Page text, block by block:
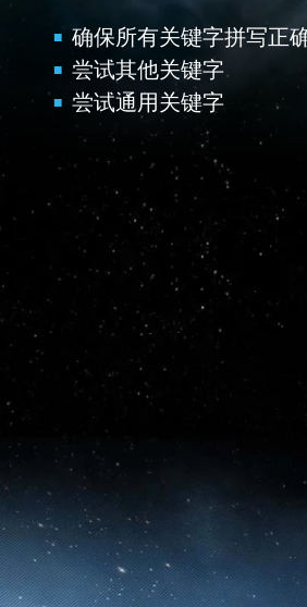
确保所有关键字拼写正
尝试其他关键字
尝试通用关键字